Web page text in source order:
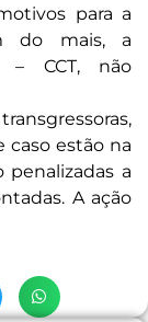
para a
do mais, a
– CCT, não
caso estão na
penalizadas a
A ação